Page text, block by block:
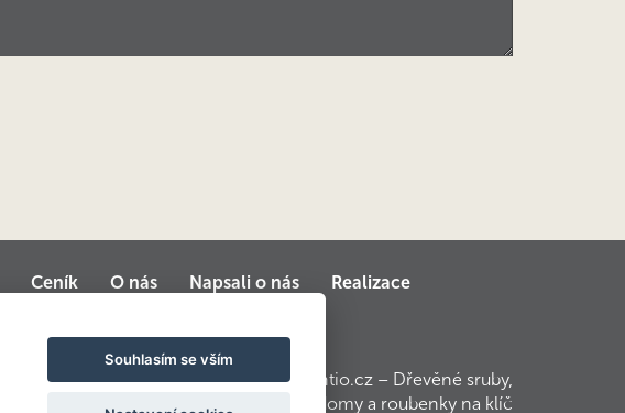
Ceník O nás Napsali o nás
Realizace
© 2010 – 2017 Kontio.cz – Dřevěné sruby,
srubové domy a roubenky na klíč
Souhlasím se vším